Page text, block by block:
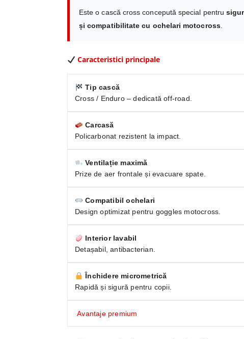
Este o cască cross concepută special pentru
și compatibilitate cu ochelari motocross.
Caracteristici principale
Tip cască
Cross / Enduro – dedicată off-road.
Carcasă
Policarbonat rezistent la impact.
Ventilație maximă
Prize de aer frontale și evacuare spate.
Compatibil ochelari
Design optimizat pentru goggles motocross.
Interior lavabil
Detașabil, antibacterian.
Închidere micrometrică
Rapidă și sigură pentru copii.
Avantaje premium